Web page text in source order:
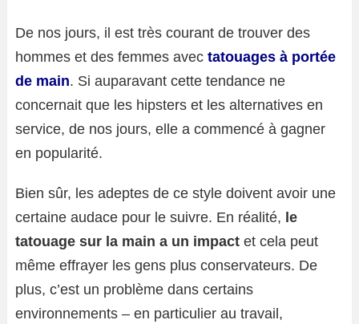
De nos jours, il est très courant de trouver des
hommes et des femmes avec tatouages ​​à portée
de main. Si auparavant cette tendance ne
concernait que les hipsters et les alternatives en
service, de nos jours, elle a commencé à gagner
en popularité.
Bien sûr, les adeptes de ce style doivent avoir une
certaine audace pour le suivre. En réalité, le
tatouage sur la main a un impact et cela peut
même effrayer les gens plus conservateurs. De
plus, c’est un problème dans certains
environnements – en particulier au travail,